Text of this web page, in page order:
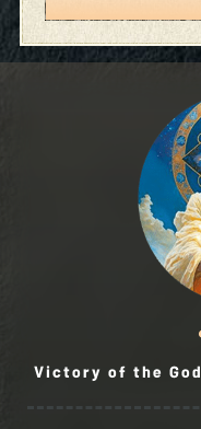
Victory of the